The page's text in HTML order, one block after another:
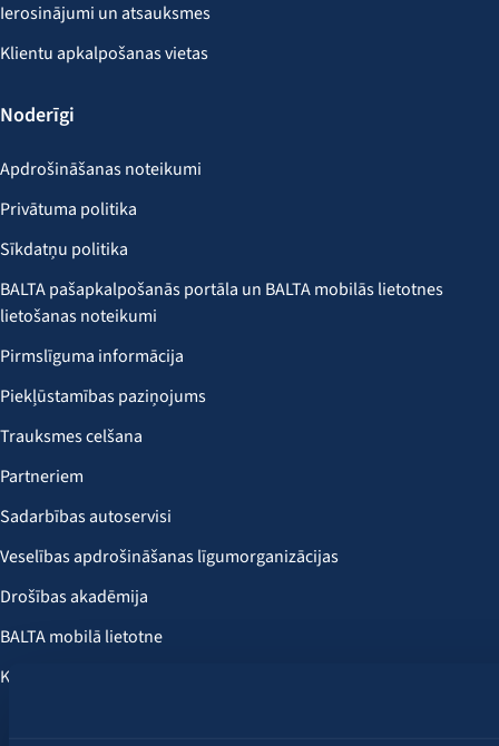
Ierosinājumi un atsauksmes
Klientu apkalpošanas vietas
Noderīgi
Apdrošināšanas noteikumi
Privātuma politika
Sīkdatņu politika
BALTA pašapkalpošanās portāla un BALTA mobilās lietotnes
lietošanas noteikumi
Pirmslīguma informācija
Piekļūstamības paziņojums
Trauksmes celšana
Partneriem
Sadarbības autoservisi
Veselības apdrošināšanas līgumorganizācijas
Drošības akadēmija
BALTA mobilā lietotne
Klientu labumi